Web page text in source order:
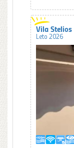
Vila Stelios
Leto 2026